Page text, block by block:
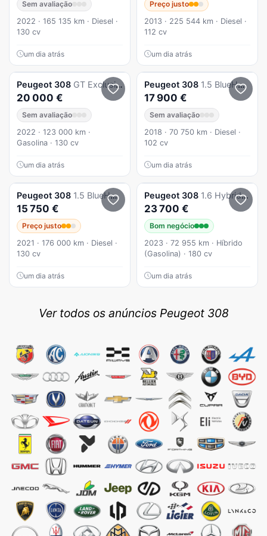
Sem avaliação
2022 · 165 135 km · Diesel ·
130 cv
um dia atrás
Preço justo
2013 · 225 544 km · Diesel ·
112 cv
um dia atrás
Peugeot 308 GT Exclusive Automático
20 000 €
Sem avaliação
2022 · 123 000 km ·
Gasolina · 130 cv
um dia atrás
Peugeot 308 1.5 BlueHDi Allure Pack
17 900 €
Sem avaliação
2018 · 70 750 km · Diesel ·
102 cv
um dia atrás
Peugeot 308 1.5 BlueHDi GT EAT8
15 750 €
Preço justo
2021 · 176 000 km · Diesel ·
130 cv
um dia atrás
Peugeot 308 1.6 Hybrid Active Pack e-EAT8
23 700 €
Bom negócio
2023 · 72 955 km · Híbrido
(Gasolina) · 180 cv
um dia atrás
Ver todos os anúncios Peugeot 308